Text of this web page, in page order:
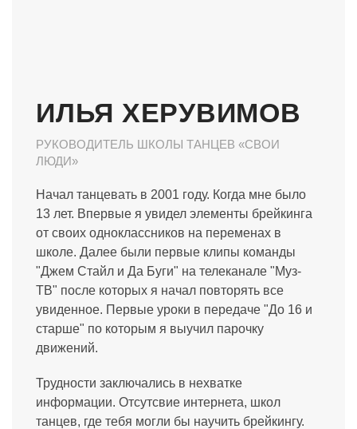
ИЛЬЯ ХЕРУВИМОВ
РУКОВОДИТЕЛЬ ШКОЛЫ ТАНЦЕВ «СВОИ
ЛЮДИ»
Начал танцевать в 2001 году. Когда мне было
13 лет. Впервые я увидел элементы брейкинга
от своих одноклассников на переменах в
школе. Далее были первые клипы команды
"Джем Стайл и Да Буги" на телеканале "Муз-
ТВ" после которых я начал повторять все
увиденное. Первые уроки в передаче "До 16 и
старше" по которым я выучил парочку
движений.
Трудности заключались в нехватке
информации. Отсутсвие интернета, школ
танцев, где тебя могли бы научить брейкингу.